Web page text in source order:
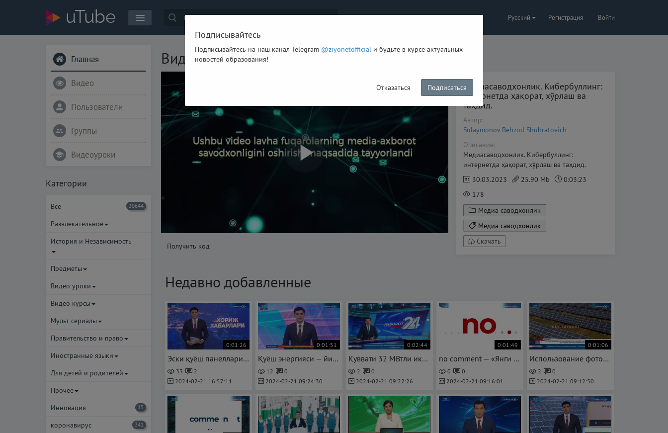
Подписывайтесь
Подписывайтесь на наш канал Telegram @ziyonetofficial и будьте в курсе актуальных
новостей образования!
Отказаться Подписаться
Русский Регистрация Войти
Главная
Видео
Пользователи
Группы
Видеоуроки
Категории
Все 30644
Развлекательное
История и Независимость
Предметы
Видео уроки
Видео курсы
Мульт сериалы
Правительство и право
Иностранные языки
Для детей и родителей
Прочее
Инновация
15
коронавирус 341
Видео дня
Play
Video
Получить код
Медиасаводхонлик. Кибербуллинг:
интернетда ҳақорат, хўрлаш ва
таҳдид.
Автор:
Sulaymonov Behzod Shuhratovich
Описание:
Медиасаводхонлик. Кибербуллинг:
интернетда ҳақорат, хўрлаш ва таҳдид.
30.03.2023
25.90 Mb
0:03:23
178
Медиа саводхонлик
Медиа саводхонлик
Скачать
Недавно добавленные
0:01:26
Эски қуёш панелларидан уй қуришда фойдаланиш таклиф этилмоқда — mtrk.uz
33
2
2024-02-21 16:57:11
0:01:51
Қуёш энергияси — йилига 1 млрд сўмлик электр сотадиган институт (mtrk.uz)
12
0
2024-02-21 09:24:30
0:02:44
Қуввати 32 МВтли иккита янги газ турбиналар қурилмоқда — mtrk.uz
2
0
2024-02-21 09:22:26
0:01:49
no comment — «Янги Ўзбекистон» массивини қурилиш жараёни (mtrk.uz)
0
0
2024-02-21 09:16:01
0:01:06
Использование фотоэлектрических панелей в качестве строительного материала — mtrk.uz
2
0
2024-02-21 09:12:50